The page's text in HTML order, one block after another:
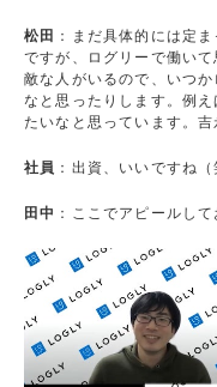
松田 ：まだ具体的には定
ですが、ログリーで働い
敵な人がいるので、いつ
なと思ったりします。例
たいなと思っています。
社員 ：出資、いいですね（
田中 ：ここでアピールし